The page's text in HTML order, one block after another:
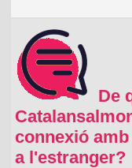
De
connexió
a l'estranger?